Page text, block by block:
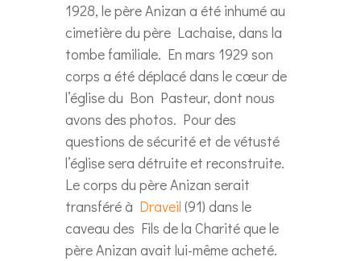
1928, le père Anizan a été inhumé au
cimetière du père Lachaise, dans la
tombe familiale. En mars 1929 son
corps a été déplacé dans le cœur de
l’église du Bon Pasteur, dont nous
avons des photos. Pour des
questions de sécurité et de vétusté
l’église sera détruite et reconstruite.
Le corps du père Anizan serait
transféré à Draveil (91) dans le
caveau des Fils de la Charité que le
père Anizan avait lui-même acheté.